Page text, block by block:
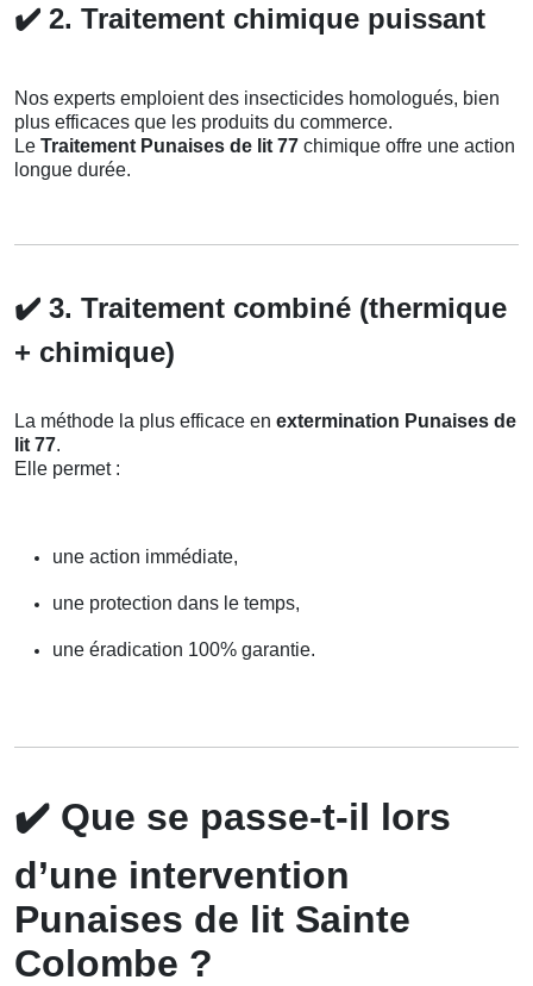
✔️ 2. Traitement chimique puissant
Nos experts emploient des insecticides homologués, bien
plus efficaces que les produits du commerce.
Le Traitement Punaises de lit 77 chimique offre une action
longue durée.
✔️ 3. Traitement combiné (thermique
+ chimique)
La méthode la plus efficace en extermination Punaises de
lit 77.
Elle permet :
une action immédiate,
une protection dans le temps,
une éradication 100% garantie.
✔️ Que se passe-t-il lors
d’une intervention
Punaises de lit Sainte
Colombe ?